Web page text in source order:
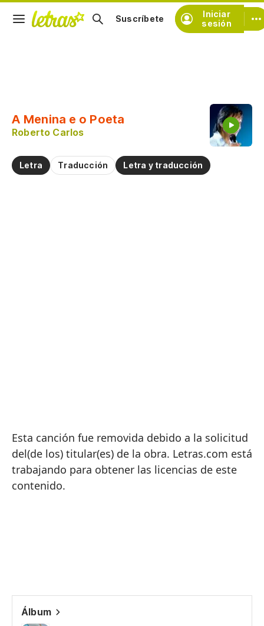
Iniciar
sesión
Suscríbete
A Menina e o Poeta
Roberto Carlos
Letra Traducción Letra y traducción
Esta canción fue removida debido a la solicitud
del(de los) titular(es) de la obra. Letras.com está
trabajando para obtener las licencias de este
contenido.
Álbum
Practicar la pronunciación de